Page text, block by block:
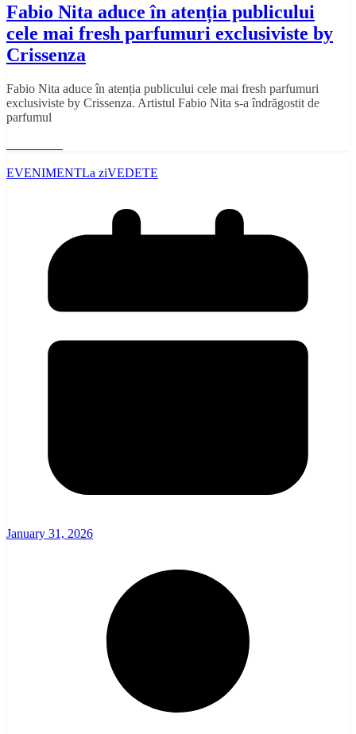
Fabio Nita aduce în atenția publicului
cele mai fresh parfumuri exclusiviste by
Crissenza
Fabio Nita aduce în atenția publicului cele mai fresh parfumuri
exclusiviste by Crissenza. Artistul Fabio Nita s-a îndrăgostit de
parfumul
EVENIMENTLa ziVEDETE
January 31, 2026